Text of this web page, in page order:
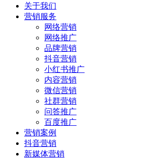
关于我们
营销服务
网络营销
网络推广
品牌营销
抖音营销
小红书推广
内容营销
微信营销
社群营销
问答推广
百度推广
营销案例
抖音营销
新媒体营销